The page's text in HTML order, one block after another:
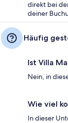
direkt bei
deiner
Häufig
Ist Villa
Nein, in
Wie viel
In dieser